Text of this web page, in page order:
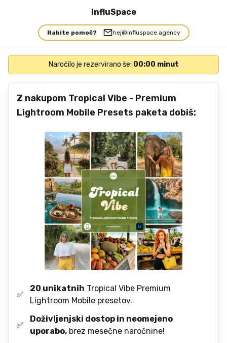
InfluSpace
Rabite pomoč? hej@influspace.agency
Naročilo je rezervirano še: 00:00 minut
Z nakupom Tropical Vibe - Premium
Lightroom Mobile Presets paketa dobiš:
✅
20 unikatnih Tropical Vibe Premium
Lightroom Mobile presetov.
✅
Doživljenjski dostop in neomejeno
uporabo, brez mesečne naročnine!